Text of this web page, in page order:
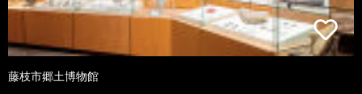
藤枝市郷土博物館